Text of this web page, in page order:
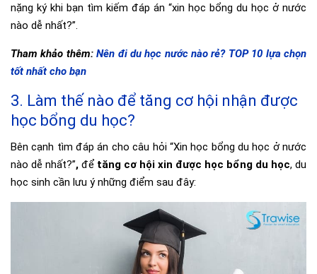
nặng ký khi bạn tìm kiếm đáp án “xin học bổng du học ở nước
nào dễ nhất?”.
Tham khảo thêm:Nên đi du học nước nào rẻ? TOP 10 lựa chọn
tốt nhất cho bạn
3. Làm thế nào để tăng cơ hội nhận được
học bổng du học?
Bên cạnh tìm đáp án cho câu hỏi “Xin học bổng du học ở nước
nào dễ nhất?”, để tăng cơ hội xin được học bổng du học, du
học sinh cần lưu ý những điểm sau đây: